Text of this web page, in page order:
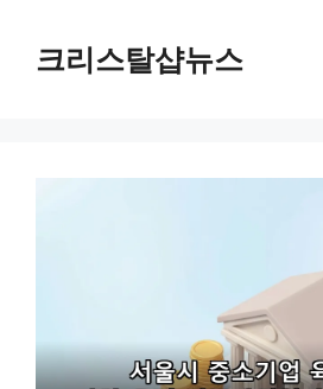
content크리스탈샵뉴스